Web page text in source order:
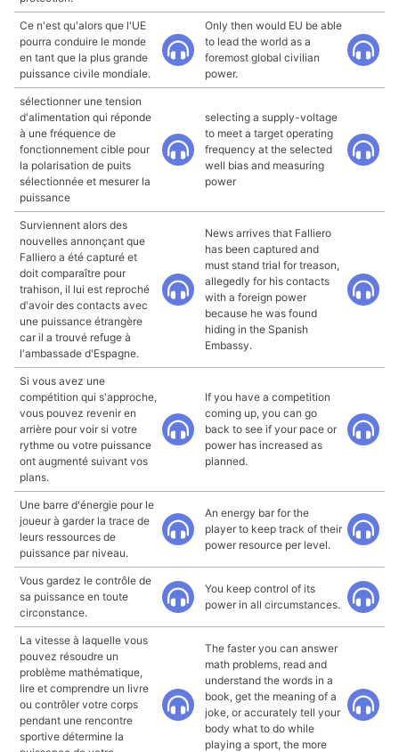
Ce n'est qu'alors que l'UE
pourra conduire le monde
en tant que la plus grande
puissance civile mondiale.
Only then would EU be able
to lead the world as a
foremost global civilian
power.
sélectionner une tension
d'alimentation qui réponde
à une fréquence de
fonctionnement cible pour
la polarisation de puits
sélectionnée et mesurer la
puissance
selecting a supply-voltage
to meet a target operating
frequency at the selected
well bias and measuring
power
Surviennent alors des
nouvelles annonçant que
Falliero a été capturé et
doit comparaître pour
trahison, il lui est reproché
d'avoir des contacts avec
une puissance étrangère
car il a trouvé refuge à
l'ambassade d'Espagne.
News arrives that Falliero
has been captured and
must stand trial for treason,
allegedly for his contacts
with a foreign power
because he was found
hiding in the Spanish
Embassy.
Si vous avez une
compétition qui s'approche,
vous pouvez revenir en
arrière pour voir si votre
rythme ou votre puissance
ont augmenté suivant vos
plans.
If you have a competition
coming up, you can go
back to see if your pace or
power has increased as
planned.
Une barre d'énergie pour le
joueur à garder la trace de
leurs ressources de
puissance par niveau.
An energy bar for the
player to keep track of their
power resource per level.
Vous gardez le contrôle de
sa puissance en toute
circonstance.
You keep control of its
power in all circumstances.
La vitesse à laquelle vous
pouvez résoudre un
problème mathématique,
lire et comprendre un livre
ou contrôler votre corps
pendant une rencontre
sportive détermine la
The faster you can answer
math problems, read and
understand the words in a
book, get the meaning of a
joke, or accurately tell your
body what to do while
playing a sport, the more